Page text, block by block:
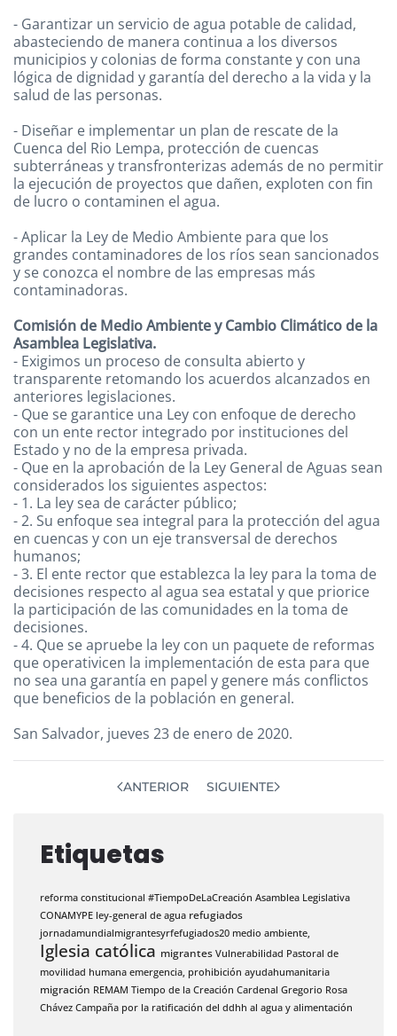
- Garantizar un servicio de agua potable de calidad,
abasteciendo de manera continua a los diversos
municipios y colonias de forma constante y con una
lógica de dignidad y garantía del derecho a la vida y la
salud de las personas.
- Diseñar e implementar un plan de rescate de la
Cuenca del Rio Lempa, protección de cuencas
subterráneas y transfronterizas además de no permitir
la ejecución de proyectos que dañen, exploten con fin
de lucro o contaminen el agua.
- Aplicar la Ley de Medio Ambiente para que los
grandes contaminadores de los ríos sean sancionados
y se conozca el nombre de las empresas más
contaminadoras.
Comisión de Medio Ambiente y Cambio Climático de la
Asamblea Legislativa.
- Exigimos un proceso de consulta abierto y
transparente retomando los acuerdos alcanzados en
anteriores legislaciones.
- Que se garantice una Ley con enfoque de derecho
con un ente rector integrado por instituciones del
Estado y no de la empresa privada.
- Que en la aprobación de la Ley General de Aguas sean
considerados los siguientes aspectos:
- 1. La ley sea de carácter público;
- 2. Su enfoque sea integral para la protección del agua
en cuencas y con un eje transversal de derechos
humanos;
- 3. El ente rector que establezca la ley para la toma de
decisiones respecto al agua sea estatal y que priorice
la participación de las comunidades en la toma de
decisiones.
- 4. Que se apruebe la ley con un paquete de reformas
que operativicen la implementación de esta para que
no sea una garantía en papel y genere más conflictos
que beneficios de la población en general.
San Salvador, jueves 23 de enero de 2020.
ANTERIOR SIGUIENTE
Etiquetas
reforma constitucional #TiempoDeLaCreación Asamblea Legislativa
CONAMYPE ley-general de agua refugiados
jornadamundialmigrantesyrfefugiados20 medio ambiente,
Iglesia católica migrantes Vulnerabilidad Pastoral de
movilidad humana emergencia, prohibición ayudahumanitaria
migración REMAM Tiempo de la Creación Cardenal Gregorio Rosa
Chávez Campaña por la ratificación del ddhh al agua y alimentación